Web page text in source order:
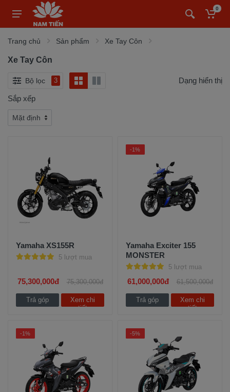
0
Trang chủ Sản phẩm Xe Tay Côn
Xe Tay Côn
Bộ lọc 3 Dạng hiển thị
Sắp xếp
Yamaha XS155R
5 lượt mua
75,300,000đ 75,300,000đ
Trả góp
Xem chi
tiết
-1%
Yamaha Exciter 155
MONSTER
5 lượt mua
61,000,000đ 61,500,000đ
Trả góp
Xem chi
tiết
-1% -5%